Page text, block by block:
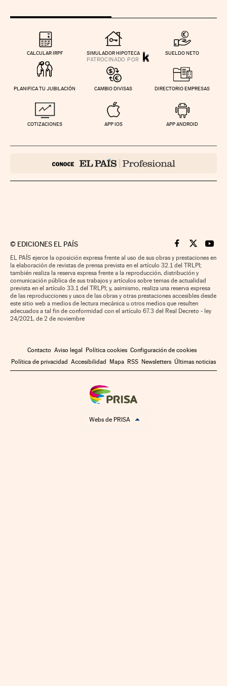
CALCULAR IRPF SIMULADOR HIPOTECA SUELDO NETO
PLANIFICA TU JUBILACIÓN CAMBIO DIVISAS DIRECTORIO EMPRESAS
COTIZACIONES APP IOS APP ANDROID
© EDICIONES EL PAÍS Cinco Días en
Cinco Días
Cinco
EL PAÍS ejerce la oposición expresa frente al uso de sus obras y prestaciones en
la elaboración de revistas de prensa prevista en el artículo 32.1 del TRLPI;
también realiza la reserva expresa frente a la reproducción, distribución y
comunicación pública de sus trabajos y artículos sobre temas de actualidad
prevista en el artículo 33.1 del TRLPI; y, asimismo, realiza una reserva expresa
de las reproducciones y usos de las obras y otras prestaciones accesibles desde
este sitio web a medios de lectura mecánica u otros medios que resulten
adecuados a tal fin de conformidad con el artículo 67.3 del Real Decreto - ley
24/2021, de 2 de noviembre
Contacto Aviso legal Política cookies Configuración de cookies
Política de privacidad Accesibilidad Mapa RSS Newsletters Últimas noticias
Webs de PRISA